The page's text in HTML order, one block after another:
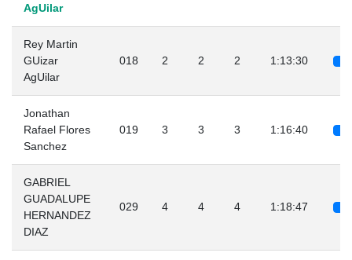
AgUilar
Rey Martin
GUizar
AgUilar
018 2 2 2 1:13:30
Jonathan
Rafael Flores
Sanchez
019 3 3 3 1:16:40
GABRIEL
GUADALUPE
HERNANDEZ
DIAZ
029 4 4 4 1:18:47